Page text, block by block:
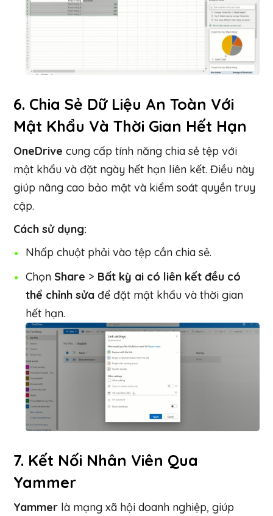
6. Chia Sẻ Dữ Liệu An Toàn Với
Mật Khẩu Và Thời Gian Hết Hạn
OneDrive cung cấp tính năng chia sẻ tệp với
mật khẩu và đặt ngày hết hạn liên kết. Điều này
giúp nâng cao bảo mật và kiểm soát quyền truy
cập.
Cách sử dụng:
Nhấp chuột phải vào tệp cần chia sẻ.
Chọn Share > Bất kỳ ai có liên kết đều có
thể chỉnh sửa để đặt mật khẩu và thời gian
hết hạn.
7. Kết Nối Nhân Viên Qua
Yammer
Yammer là mạng xã hội doanh nghiệp, giúp